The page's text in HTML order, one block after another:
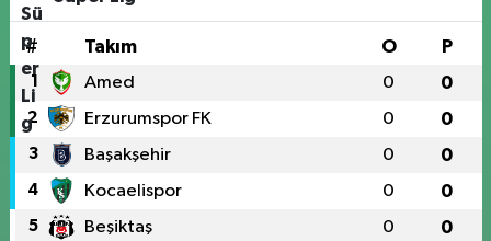
# Takım O P
1 Amed 0 0
2 Erzurumspor FK 0 0
3 Başakşehir 0 0
4 Kocaelispor 0 0
5 Beşiktaş 0 0